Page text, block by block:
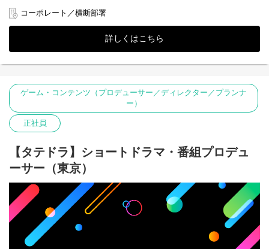
■選考フロー
①書類選考 ※履歴書（顔写真付）、職務経歴書
③二次面接（執行役員）※原則、対面形式
↓
④内定・オファー面談
※選考状況によっては面接が増える可能性もあります。
ン』などの強力なメディア・IPを横断的に活用し、単なる「広告
枠の販売」を超えた新たな体験価値と収益モデルを創出する「広
告事業戦略室」のトップをお任せします 。
現在、広告の枠を販売するビジネスモデルから、他社アライアン
スや新規ソリューション開発を内包した「ビジネスパートナー」
策定・実行し、部門全体の非連続な成長を実現してください。
■期待する役割
・事業・営業戦略の策定とP/L管理：
広告部門の成長戦略を立案し、予実管理を含めた経営判断を完遂
・新規事業・広告商品の開発：
新規事業・新規広告商品の開発： 市場トレンドを捉え、自社のア
すること。
・クロスセル・アップセル戦略の推進：
経営層や他事業部（ゲーム・クラウド・医療等）と連携し、
DONUTSグループ全体でシナジーを生み出す全社的アプローチを
推進すること。
コーポレート／横断部署
詳しくはこちら
ゲーム・コンテンツ（プロデューサー／ディレクター／プランナ
ー）
正社員
【タテドラ】ショートドラマ・番組プロデュ
ーサー（東京）